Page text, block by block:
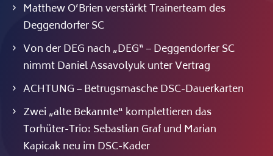
Matthew O’Brien verstärkt Trainerteam des
Deggendorfer SC
Von der DEG nach „DEG“ – Deggendorfer SC
nimmt Daniel Assavolyuk unter Vertrag
ACHTUNG – Betrugsmasche DSC-Dauerkarten
Zwei „alte Bekannte“ komplettieren das
Torhüter-Trio: Sebastian Graf und Marian
Kapicak neu im DSC-Kader